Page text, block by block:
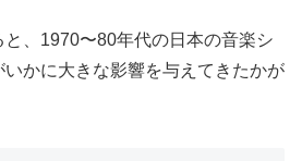
、1970〜80年代の日本の音楽シ
かに大きな影響を与えてきたかが